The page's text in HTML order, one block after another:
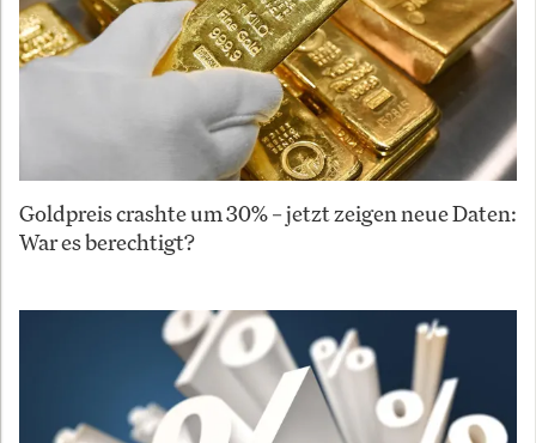
Goldpreis crashte um 30% – jetzt zeigen neue Daten:
War es berechtigt?